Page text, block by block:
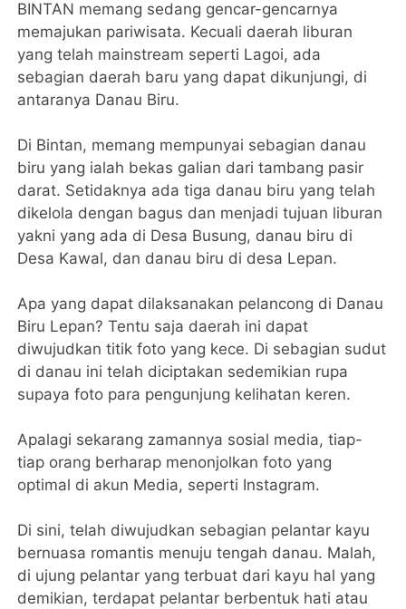
BINTAN memang sedang gencar-gencarnya
memajukan pariwisata. Kecuali daerah liburan
yang telah mainstream seperti Lagoi, ada
sebagian daerah baru yang dapat dikunjungi, di
antaranya Danau Biru.
Di Bintan, memang mempunyai sebagian danau
biru yang ialah bekas galian dari tambang pasir
darat. Setidaknya ada tiga danau biru yang telah
dikelola dengan bagus dan menjadi tujuan liburan
yakni yang ada di Desa Busung, danau biru di
Desa Kawal, dan danau biru di desa Lepan.
Apa yang dapat dilaksanakan pelancong di Danau
Biru Lepan? Tentu saja daerah ini dapat
diwujudkan titik foto yang kece. Di sebagian sudut
di danau ini telah diciptakan sedemikian rupa
supaya foto para pengunjung kelihatan keren.
Apalagi sekarang zamannya sosial media, tiap-
tiap orang berharap menonjolkan foto yang
optimal di akun Media, seperti Instagram.
Di sini, telah diwujudkan sebagian pelantar kayu
bernuasa romantis menuju tengah danau. Malah,
di ujung pelantar yang terbuat dari kayu hal yang
demikian, terdapat pelantar berbentuk hati atau